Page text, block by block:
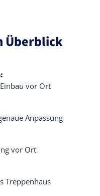
Überblick
vor Ort
Anpassung
vor Ort
Treppenhaus